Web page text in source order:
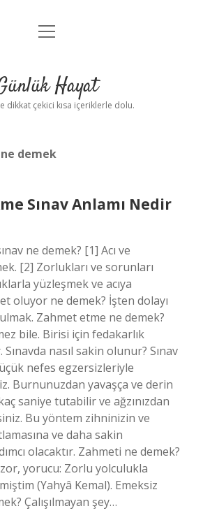
Anasayfa
Yasal Uyarı
menüyü
Hayat
dikkat çekici kısa içeriklerle dolu.
demek
Sınav Anlamı Nedir
ne demek? [1] Acı ve
[2] Zorlukları ve sorunları
yüzleşmek ve acıya
oluyor ne demek? İşten dolayı
Zahmet etme ne demek?
bile. Birisi için fedakarlık
nasıl sakin olunur? Sınav
nefes egzersizleriyle
Burnunuzdan yavaşça ve derin
saniye tutabilir ve ağzınızdan
Bu yöntem zihninizin ve
ve daha sakin
olacaktır. Zahmeti ne demek?
yorucu: Zorlu yolculukla
(Yahyâ Kemal). Emeksiz
Çalışılmayan şey…